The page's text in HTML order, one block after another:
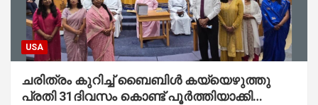
USA
ചരിത്രം കുറിച്ച് ബൈബിൾ കയ്യെഴുത്തു
പ്രതി 31ദിവസം കൊണ്ട് പൂർത്തിയാക്കി